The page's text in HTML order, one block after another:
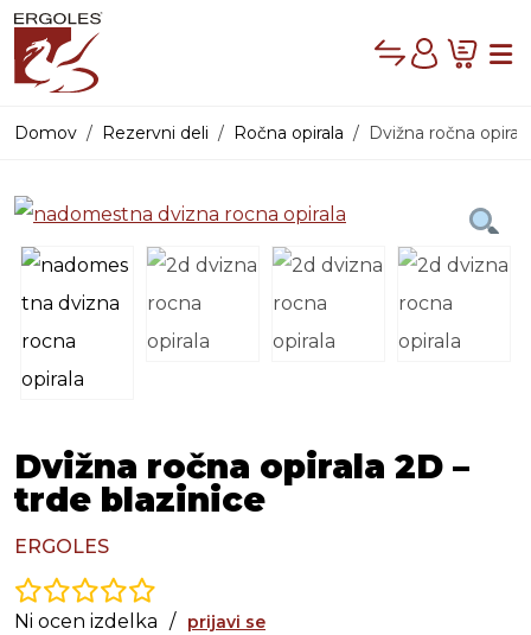
Compare
Cart
Domov Rezervni deli Ročna opirala Dvižna ročna
Dvižna ročna opirala 2D –
trde blazinice
ERGOLES
Ni ocen izdelka / prijavi se